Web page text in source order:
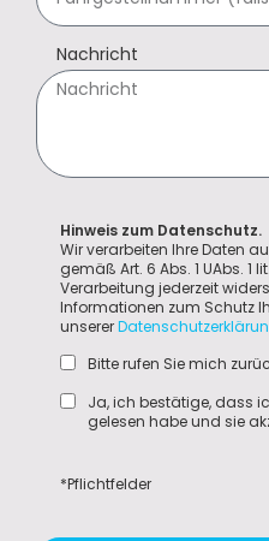
Nachricht
Hinweis zum Datenschutz.
Wir verarbeiten Ihre Daten
gemäß Art. 6 Abs. 1 UAbs. 1
Verarbeitung jederzeit
Informationen zum Schutz
unserer
Bitte rufen Sie mich
Ja, ich bestätige, dass
gelesen habe und sie
*Pflichtfelder